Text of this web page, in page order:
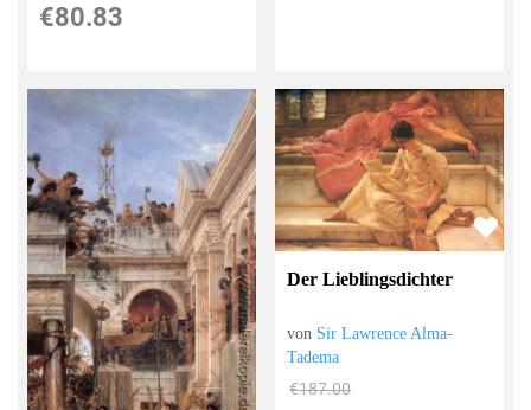
€80.83
Der Lieblingsdichter
von Sir Lawrence Alma-
Tadema
€187.00